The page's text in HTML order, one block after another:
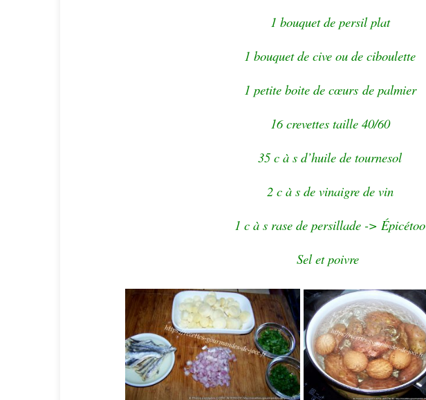
1 bouquet de persil plat
1 bouquet de cive ou de ciboulette
1 petite boite de cœursde palmier
16 crevettes taille 40/60
35 c à s d’huile de tournesol
2 c à s de vinaigre de vin
1 c à s rase de persillade -> Épicétoo
Sel et poivre